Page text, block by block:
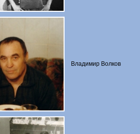
Владимир Волков